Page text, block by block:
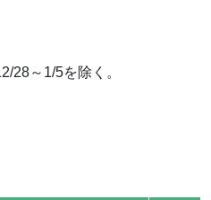
28～1/5を除く。